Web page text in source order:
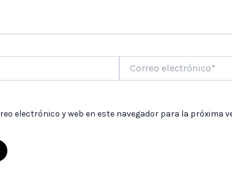
electrónico*
electrónico y web en este navegador para la próxima